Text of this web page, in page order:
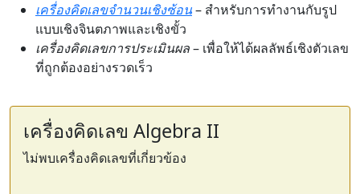
เครื่องคิดเลขจำนวนเชิงซ้อน– สำหรับการทำงานกับรูป
แบบเชิงจินตภาพและเชิงขั้ว
เครื่องคิดเลขการประเมินผล– เพื่อให้ได้ผลลัพธ์เชิงตัวเลข
ที่ถูกต้องอย่างรวดเร็ว
เครื่องคิดเลข Algebra II
ไม่พบเครื่องคิดเลขที่เกี่ยวข้อง